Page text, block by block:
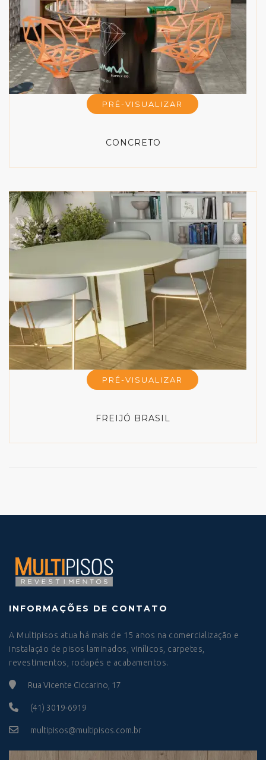
PRÉ-VISUALIZAR
CONCRETO
PRÉ-VISUALIZAR
FREIJÓ BRASIL
INFORMAÇÕES DE CONTATO
A Multipisos atua há mais de 15 anos na comercialização e
instalação de pisos laminados, vinílicos, carpetes,
revestimentos, rodapés e acabamentos.
Rua Vicente Ciccarino, 17
(41) 3019-6919
multipisos@multipisos.com.br